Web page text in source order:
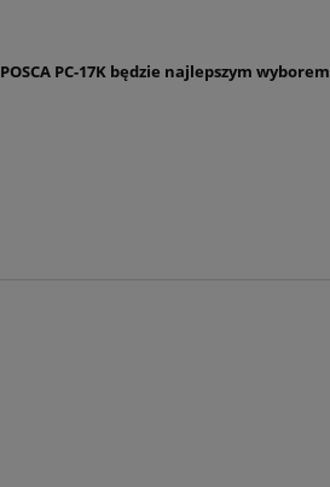
POSCA PC-17K będzie najlepszym wyborem